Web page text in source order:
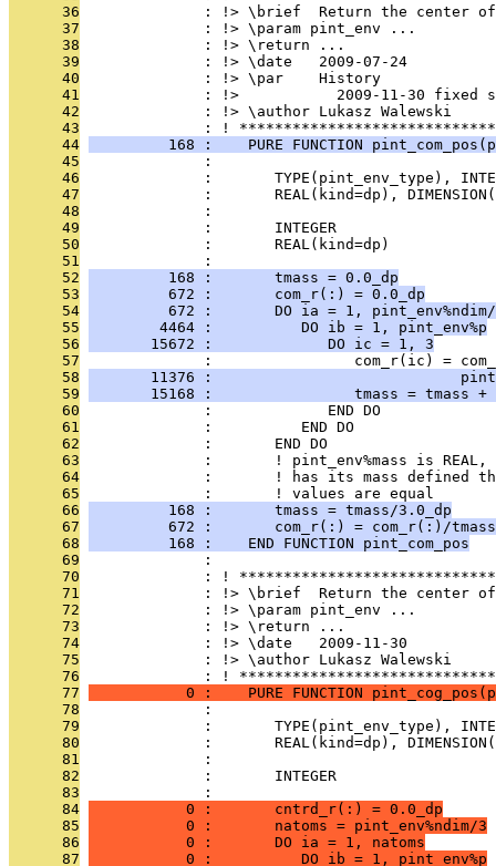
      36
: !> \brief  Return the center
      37
              : !> \param pint_env ...
      38
              : !> \return ...
      39
              : !> \date   2009-07-24
      40
              : !> \par    History
      41
: !>           2009-11-30 fixed
      42
              : !> \author Lukasz Walewski
      43
: !
      44
168 :    PURE FUNCTION
      45
              :
      46
:       TYPE(pint_env_type),
      47
:       REAL(kind=dp),
      48
              :
      49
:       INTEGER
      50
:       REAL(kind=dp)
      51
              :
      52
         168 :       tmass = 0.0_dp
      53
         672 :       com_r(:) = 0.0_dp
      54
672 :       DO ia = 1,
      55
        4464 :          DO ib = 1, pint_env%p
      56
       15672 :             DO ic = 1, 3
      57
:                com_r(ic) =
      58
11376 :
      59
15168 :                tmass = tmass
      60
              :             END DO
      61
              :          END DO
      62
              :       END DO
      63
:       ! pint_env%mass is
      64
:       ! has its mass defined
      65
              :       ! values are equal
      66
         168 :       tmass = tmass/3.0_dp
      67
         672 :       com_r(:) = com_r(:)/tmass
      68
         168 :    END FUNCTION pint_com_pos
      69
              :
      70
: !
      71
: !> \brief  Return the center
      72
              : !> \param pint_env ...
      73
              : !> \return ...
      74
              : !> \date   2009-11-30
      75
              : !> \author Lukasz Walewski
      76
: !
      77
0 :    PURE FUNCTION
      78
              :
      79
:       TYPE(pint_env_type),
      80
:       REAL(kind=dp),
      81
              :
      82
:       INTEGER
      83
              :
      84
           0 :       cntrd_r(:) = 0.0_dp
      85
           0 :       natoms = pint_env%ndim/3
      86
           0 :       DO ia = 1, natoms
      87
           0 :          DO ib = 1, pint_env%p